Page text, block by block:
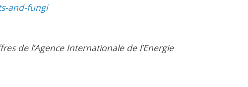
and-fungi
de l’Agence Internationale de l’Energie